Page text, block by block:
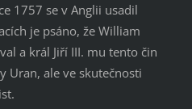
1757 se v Anglii usadil
je psáno, že William
a král Jiří III. mu tento čin
Uran, ale ve skutečnosti